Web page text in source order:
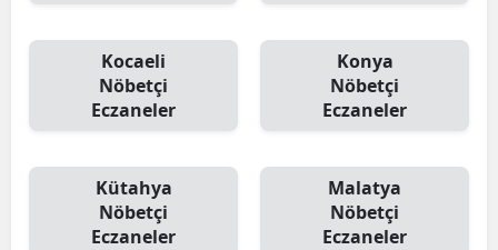
Kocaeli
Nöbetçi
Eczaneler
Konya
Nöbetçi
Eczaneler
Kütahya
Nöbetçi
Eczaneler
Malatya
Nöbetçi
Eczaneler